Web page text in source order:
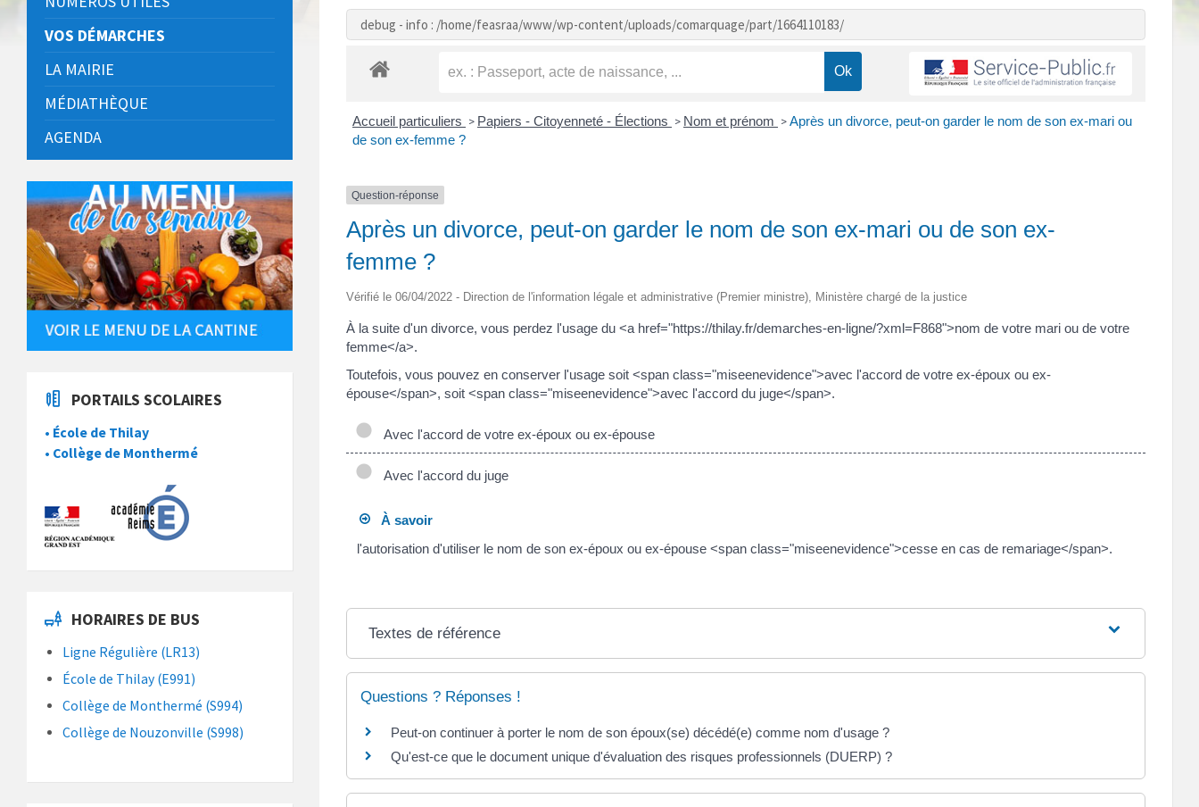
debug - info : /home/feasraa/www/wp-content/uploads/comarquage/part/1664110183/
Accueil particuliers > Papiers - Citoyenneté - Élections > Nom et prénom >Après un divorce, peut-on garder le nom de son ex-mari ou
de son ex-femme ?
Question-réponse
Après un divorce, peut-on garder le nom de son ex-mari ou de son ex-
femme ?
Vérifié le 06/04/2022 - Direction de l'information légale et administrative (Premier ministre), Ministère chargé de la justice
À la suite d'un divorce, vous perdez l'usage du <a href="https://thilay.fr/demarches-en-ligne/?xml=F868">nom de votre mari ou de votre
femme</a>.
Toutefois, vous pouvez en conserver l'usage soit <span class="miseenevidence">avec l'accord de votre ex-époux ou ex-
épouse</span>, soit <span class="miseenevidence">avec l'accord du juge</span>.
Avec l'accord de votre ex-époux ou ex-épouse
Avec l'accord du juge
À savoir
l'autorisation d'utiliser le nom de son ex-époux ou ex-épouse <span class="miseenevidence">cesse en cas de remariage</span>.
Textes de référence
Questions ? Réponses !
Peut-on continuer à porter le nom de son époux(se) décédé(e) comme nom d'usage ?
Qu'est-ce que le document unique d'évaluation des risques professionnels (DUERP) ?
VOS DÉMARCHES
LA MAIRIE
MÉDIATHÈQUE
AGENDA
PORTAILS SCOLAIRES
• École de Thilay
• Collège de Monthermé
HORAIRES DE BUS
Ligne Régulière (LR13)
École de Thilay (E991)
Collège de Monthermé (S994)
Collège de Nouzonville (S998)